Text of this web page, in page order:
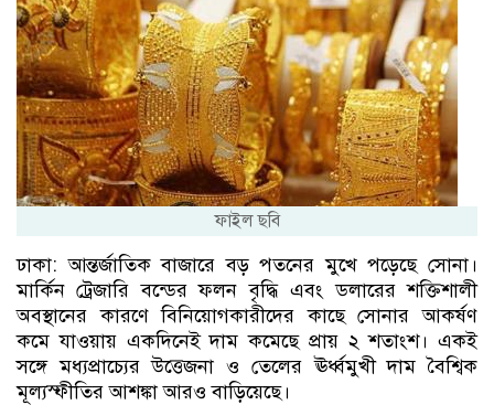
ফাইল ছবি
ঢাকা: আন্তর্জাতিক বাজারে বড় পতনের মুখে পড়েছে সোনা।
মার্কিন ট্রেজারি বন্ডের ফলন বৃদ্ধি এবং ডলারের শক্তিশালী
অবস্থানের কারণে বিনিয়োগকারীদের কাছে সোনার আকর্ষণ
কমে যাওয়ায় একদিনেই দাম কমেছে প্রায় ২ শতাংশ। একই
সঙ্গে মধ্যপ্রাচ্যের উত্তেজনা ও তেলের ঊর্ধ্বমুখী দাম বৈশ্বিক
মূল্যস্ফীতির আশঙ্কা আরও বাড়িয়েছে।